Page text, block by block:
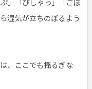
」「びしゃっ」「ごぼ
湿気が立ちのぼるよう
は、ここでも揺るぎな